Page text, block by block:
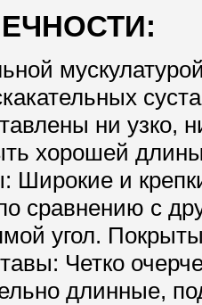
ни узко,
хорошей
Широкие и
сравнению с
угол.
Четко
длинные,